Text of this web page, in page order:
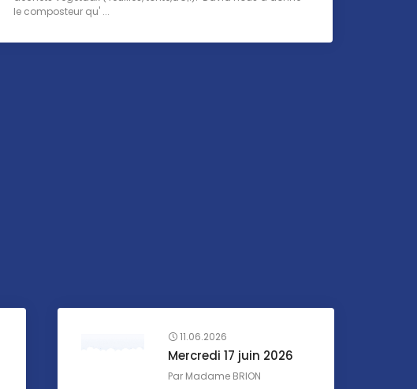
le composteur qu' ...
11.06.2026
Mercredi 17 juin 2026
Par Madame BRION